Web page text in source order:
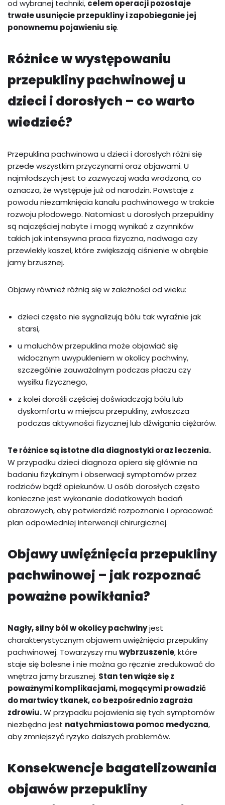
od wybranej techniki, celem operacji pozostaje
trwałe usunięcie przepukliny i zapobieganie jej
ponownemu pojawieniu się.
Różnice w występowaniu
przepukliny pachwinowej u
dzieci i dorosłych – co warto
wiedzieć?
Przepuklina pachwinowa u dzieci i dorosłych różni się
przede wszystkim przyczynami oraz objawami. U
najmłodszych jest to zazwyczaj wada wrodzona, co
oznacza, że występuje już od narodzin. Powstaje z
powodu niezamknięcia kanału pachwinowego w trakcie
rozwoju płodowego. Natomiast u dorosłych przepukliny
są najczęściej nabyte i mogą wynikać z czynników
takich jak intensywna praca fizyczna, nadwaga czy
przewlekły kaszel, które zwiększają ciśnienie w obrębie
jamy brzusznej.
Objawy również różnią się w zależności od wieku:
dzieci często nie sygnalizują bólu tak wyraźnie jak
starsi,
u maluchów przepuklina może objawiać się
widocznym uwypukleniem w okolicy pachwiny,
szczególnie zauważalnym podczas płaczu czy
wysiłku fizycznego,
z kolei dorośli częściej doświadczają bólu lub
dyskomfortu w miejscu przepukliny, zwłaszcza
podczas aktywności fizycznej lub dźwigania ciężarów.
Te różnice są istotne dla diagnostyki oraz leczenia.
W przypadku dzieci diagnoza opiera się głównie na
badaniu fizykalnym i obserwacji symptomów przez
rodziców bądź opiekunów. U osób dorosłych często
konieczne jest wykonanie dodatkowych badań
obrazowych, aby potwierdzić rozpoznanie i opracować
plan odpowiedniej interwencji chirurgicznej.
Objawy uwięźnięcia przepukliny
pachwinowej – jak rozpoznać
poważne powikłania?
Nagły, silny ból w okolicy pachwinyjest
charakterystycznym objawem uwięźnięcia przepukliny
pachwinowej. Towarzyszy mu wybrzuszenie, które
staje się bolesne i nie można go ręcznie zredukować do
wnętrza jamy brzusznej. Stan ten wiąże się z
poważnymi komplikacjami, mogącymi prowadzić
do martwicy tkanek, co bezpośrednio zagraża
zdrowiu.W przypadku pojawienia się tych symptomów
niezbędna jest natychmiastowa pomoc medyczna,
aby zmniejszyć ryzyko dalszych problemów.
Konsekwencje bagatelizowania
objawów przepukliny